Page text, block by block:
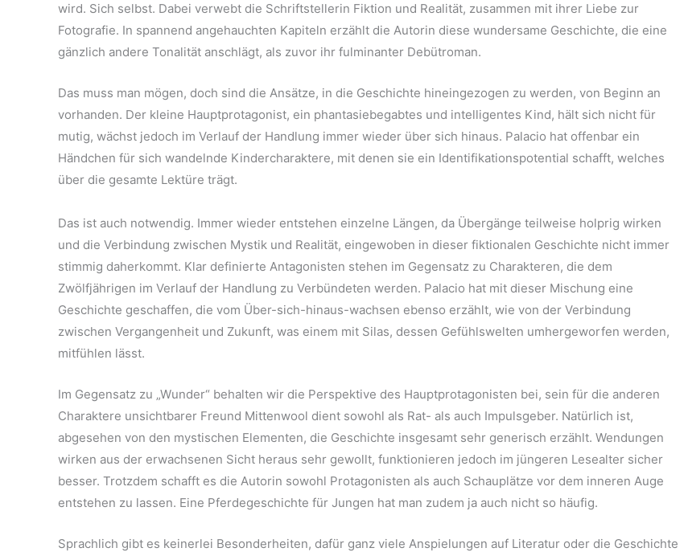
wird. Sich selbst. Dabei verwebt die Schriftstellerin Fiktion und Realität, zusammen mit ihrer Liebe zur
Fotografie. In spannend angehauchten Kapiteln erzählt die Autorin diese wundersame Geschichte, die eine
gänzlich andere Tonalität anschlägt, als zuvor ihr fulminanter Debütroman.
Das muss man mögen, doch sind die Ansätze, in die Geschichte hineingezogen zu werden, von Beginn an
vorhanden. Der kleine Hauptprotagonist, ein phantasiebegabtes und intelligentes Kind, hält sich nicht für
mutig, wächst jedoch im Verlauf der Handlung immer wieder über sich hinaus. Palacio hat offenbar ein
Händchen für sich wandelnde Kindercharaktere, mit denen sie ein Identifikationspotential schafft, welches
über die gesamte Lektüre trägt.
Das ist auch notwendig. Immer wieder entstehen einzelne Längen, da Übergänge teilweise holprig wirken
und die Verbindung zwischen Mystik und Realität, eingewoben in dieser fiktionalen Geschichte nicht immer
stimmig daherkommt. Klar definierte Antagonisten stehen im Gegensatz zu Charakteren, die dem
Zwölfjährigen im Verlauf der Handlung zu Verbündeten werden. Palacio hat mit dieser Mischung eine
Geschichte geschaffen, die vom Über-sich-hinaus-wachsen ebenso erzählt, wie von der Verbindung
zwischen Vergangenheit und Zukunft, was einem mit Silas, dessen Gefühlswelten umhergeworfen werden,
mitfühlen lässt.
Im Gegensatz zu „Wunder“ behalten wir die Perspektive des Hauptprotagonisten bei, sein für die anderen
Charaktere unsichtbarer Freund Mittenwool dient sowohl als Rat- als auch Impulsgeber. Natürlich ist,
abgesehen von den mystischen Elementen, die Geschichte insgesamt sehr generisch erzählt. Wendungen
wirken aus der erwachsenen Sicht heraus sehr gewollt, funktionieren jedoch im jüngeren Lesealter sicher
besser. Trotzdem schafft es die Autorin sowohl Protagonisten als auch Schauplätze vor dem inneren Auge
entstehen zu lassen. Eine Pferdegeschichte für Jungen hat man zudem ja auch nicht so häufig.
Sprachlich gibt es keinerlei Besonderheiten, dafür ganz viele Anspielungen auf Literatur oder die Geschichte